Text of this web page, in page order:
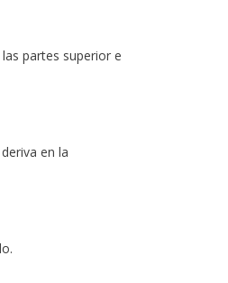
partes superior e
en la